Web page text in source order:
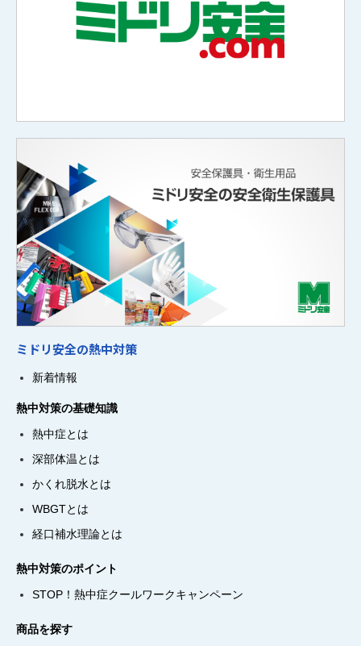
ミドリ安全の熱中対策
新着情報
熱中対策の基礎知識
熱中症とは
深部体温とは
かくれ脱水とは
WBGTとは
経口補水理論とは
熱中対策のポイント
STOP！熱中症クールワークキャンペーン
商品を探す